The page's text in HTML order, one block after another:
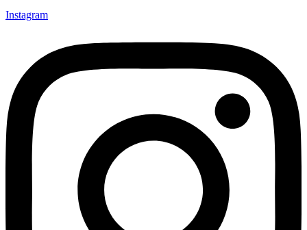
Instagram